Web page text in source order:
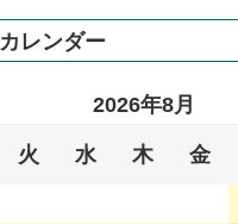
カレンダー
2026年8月
火 水 木 金